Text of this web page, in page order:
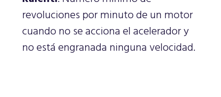
revoluciones por minuto de un motor
cuando no se acciona el acelerador y
no está engranada ninguna velocidad.